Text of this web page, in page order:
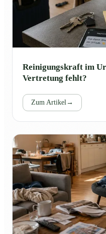
Reinigungskraft im
Vertretung fehlt?
Zum Artikel →